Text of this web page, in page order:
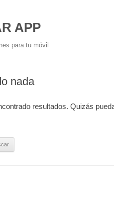
APP
para tu móvil
nada
resultados. Quizás